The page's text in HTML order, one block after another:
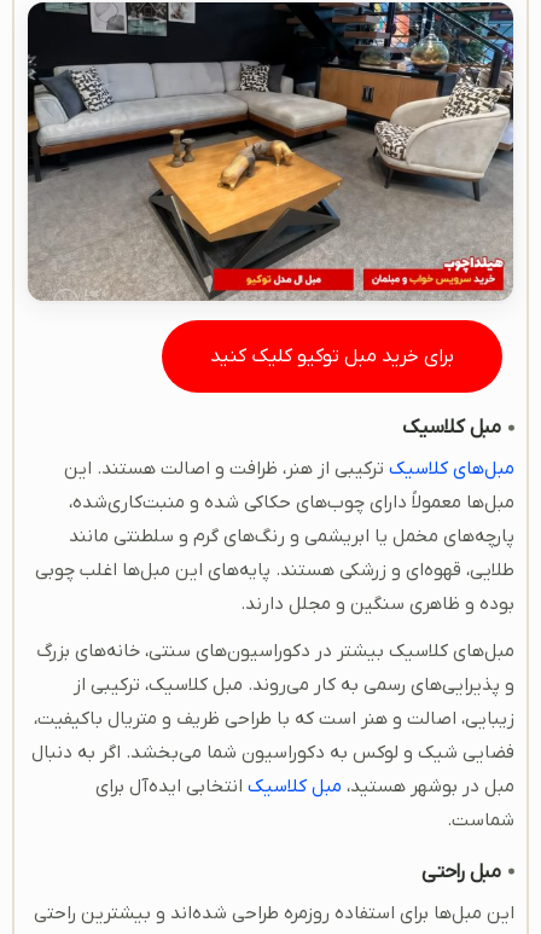
برای خرید مبل توکیو کلیک کنید
مبل کلاسیک
مبل‌های کلاسیک ترکیبی از هنر، ظرافت و اصالت هستند. این
مبل‌ها معمولاً دارای چوب‌های حکاکی‌ شده و منبت‌کاری‌شده،
پارچه‌های مخمل یا ابریشمی و رنگ‌های گرم و سلطنتی مانند
طلایی، قهوه‌ای و زرشکی هستند. پایه‌های این مبل‌ها اغلب چوبی
بوده و ظاهری سنگین و مجلل دارند.
مبل‌های کلاسیک بیشتر در دکوراسیون‌های سنتی، خانه‌های بزرگ
و پذیرایی‌های رسمی به کار می‌روند. مبل کلاسیک، ترکیبی از
زیبایی، اصالت و هنر است که با طراحی ظریف و متریال باکیفیت،
فضایی شیک و لوکس به دکوراسیون شما می‌بخشد. اگر به دنبال
مبل در بوشهر هستید، مبل کلاسیک انتخابی ایده‌آل برای
شماست.
مبل راحتی
این مبل‌ها برای استفاده روزمره طراحی شده‌اند و بیشترین راحتی